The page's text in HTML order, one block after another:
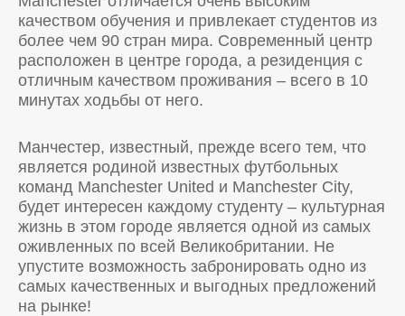
качеством обучения и привлекает студентов из
более чем 90 стран мира. Современный центр
расположен в центре города, а резиденция с
отличным качеством проживания – всего в 10
минутах ходьбы от него.
Манчестер, известный, прежде всего тем, что
является родиной известных футбольных
команд Manchester United и Manchester City,
будет интересен каждому студенту – культурная
жизнь в этом городе является одной из самых
оживленных по всей Великобритании. Не
упустите возможность забронировать одно из
самых качественных и выгодных предложений
на рынке!